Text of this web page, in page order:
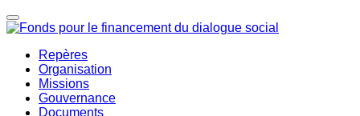
Repères
Organisation
Missions
Gouvernance
Documents